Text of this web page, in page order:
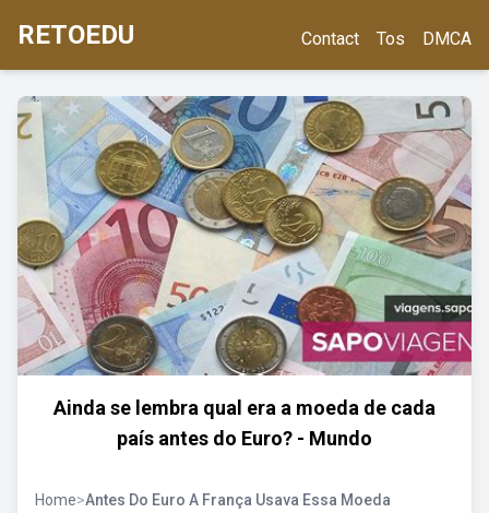
RETOEDU Contact Tos DMCA
Ainda se lembra qual era a moeda de cada
país antes do Euro? - Mundo
Home>Antes Do Euro A França Usava Essa Moeda